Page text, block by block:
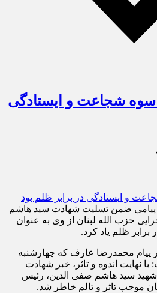
شجاعت و ایستادگی
پیامی ضمن تسلیت شهادت سید هاشم
حزب الله لبنان از وی به عنوان
ظلم یاد کرد.
پیام محمدرضا عارف که چهارشنبه
نهایت اندوه و تاثر، خبر شهادت
شهید سید هاشم صفی الدین، رئیس
موجب تاثر و تالم خاطر شد.